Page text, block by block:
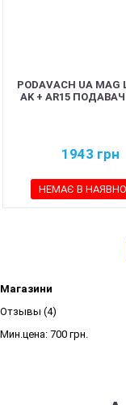
PODAVACH UA MAG
AK + AR15 ПОДАВАЧ
1943 грн
НЕМАЄ В
Магазини
Отзывы (4)
Мин.цена: 700 грн.